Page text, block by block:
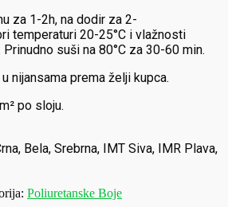
za 1-2h, na dodir za 2-
temperaturi 20-25°C i vlažnosti
suši na 80°C za 30-60 min.
nijansama prema želji kupca.
po sloju.
Bela, Srebrna, IMT Siva, IMR Plava,
Poliuretanske Boje